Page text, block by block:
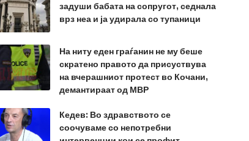
задуши бабата на сопругот, седнала
врз неа и ја удирала со тупаници
На ниту еден граѓанин не му беше
скратено правото да присуствува
на вчерашниот протест во Кочани,
демантираат од МВР
Кедев: Во здравството се
соочуваме со непотребни